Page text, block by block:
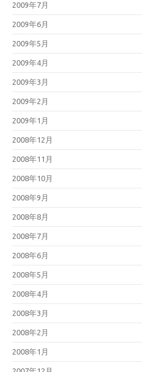
2009年7月
2009年6月
2009年5月
2009年4月
2009年3月
2009年2月
2009年1月
2008年12月
2008年11月
2008年10月
2008年9月
2008年8月
2008年7月
2008年6月
2008年5月
2008年4月
2008年3月
2008年2月
2008年1月